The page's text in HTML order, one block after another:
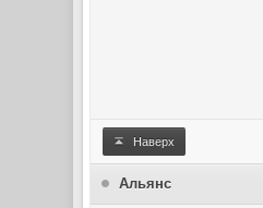
Наверх
Альянс